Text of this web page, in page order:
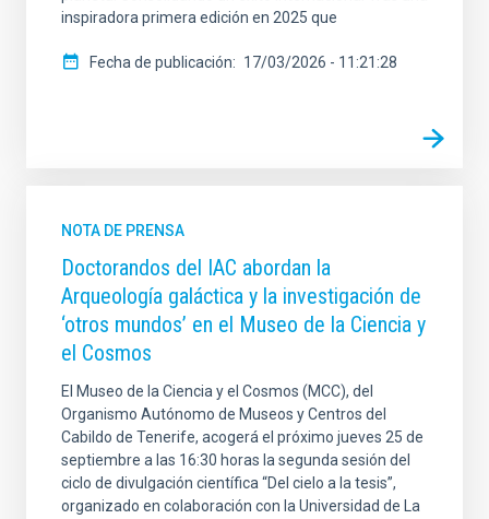
inspiradora primera edición en 2025 que
Fecha de publicación 17/03/2026 - 11:21:28
NOTA DE PRENSA
Doctorandos del IAC abordan la
Arqueología galáctica y la investigación de
‘otros mundos’ en el Museo de la Ciencia y
el Cosmos
El Museo de la Ciencia y el Cosmos (MCC), del
Organismo Autónomo de Museos y Centros del
Cabildo de Tenerife, acogerá el próximo jueves 25 de
septiembre a las 16:30 horas la segunda sesión del
ciclo de divulgación científica “Del cielo a la tesis”,
organizado en colaboración con la Universidad de La